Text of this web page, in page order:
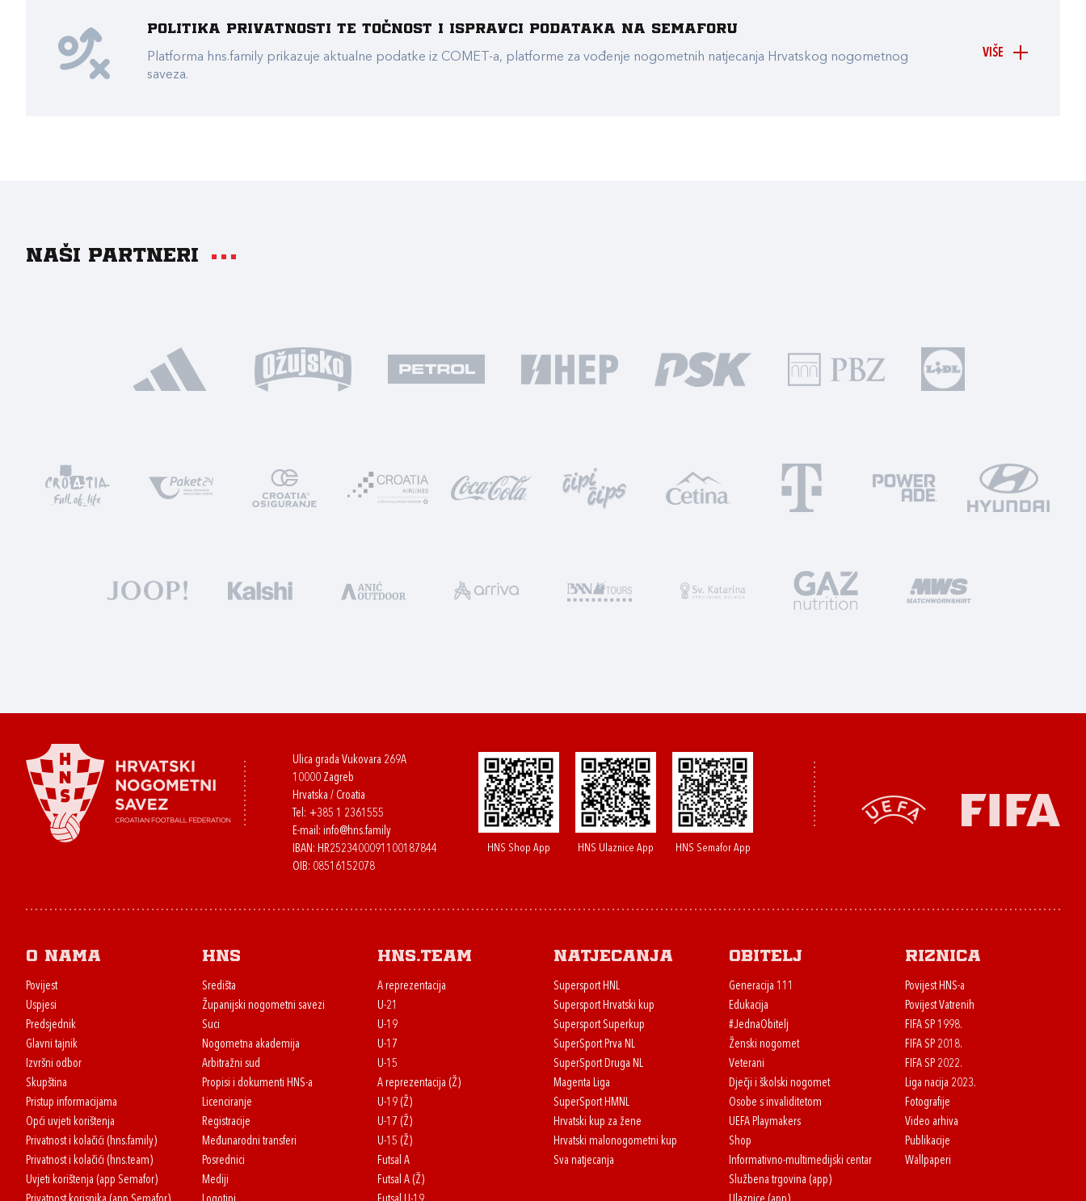
VIŠE
Politika privatnosti te točnost i ispravci podataka na Semaforu
Platforma hns.family prikazuje aktualne podatke iz COMET-a, platforme za vođenje nogometnih natjecanja Hrvatskog nogometnog
saveza.
Naši partneri
Ulica grada Vukovara 269A
10000 Zagreb
Hrvatska / Croatia
Tel: +385 1 2361555
E-mail: info@hns.family
IBAN: HR2523400091100187844
OIB: 08516152078
HNS Shop App HNS Ulaznice App HNS Semafor App
O nama
Povijest
Uspjesi
Predsjednik
Glavni tajnik
Izvršni odbor
Skupština
Pristup informacijama
Opći uvjeti korištenja
Privatnost i kolačići (hns.family)
Privatnost i kolačići (hns.team)
Uvjeti korištenja (app Semafor)
HNS
Središta
Županijski nogometni savezi
Suci
Nogometna akademija
Arbitražni sud
Propisi i dokumenti HNS-a
Licenciranje
Registracije
Međunarodni transferi
Posrednici
Mediji
HNS.team
A reprezentacija
U-21
U-19
U-17
U-15
A reprezentacija (Ž)
U-19 (Ž)
U-17 (Ž)
U-15 (Ž)
Futsal A
Futsal A (Ž)
Natjecanja
Supersport HNL
Supersport Hrvatski kup
Supersport Superkup
SuperSport Prva NL
SuperSport Druga NL
Magenta Liga
SuperSport HMNL
Hrvatski kup za žene
Hrvatski malonogometni kup
Sva natjecanja
Obitelj
Generacija 111
Edukacija
#JednaObitelj
Ženski nogomet
Veterani
Dječji i školski nogomet
Osobe s invaliditetom
UEFA Playmakers
Shop
Informativno-multimedijski centar
Službena trgovina (app)
Riznica
Povijest HNS-a
Povijest Vatrenih
FIFA SP 1998.
FIFA SP 2018.
FIFA SP 2022.
Liga nacija 2023.
Fotografije
Video arhiva
Publikacije
Wallpaperi